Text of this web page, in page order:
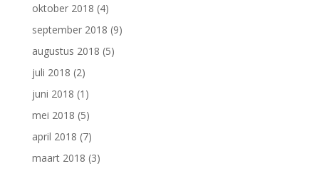
oktober 2018 (4)
september 2018 (9)
augustus 2018 (5)
juli 2018 (2)
juni 2018 (1)
mei 2018 (5)
april 2018 (7)
maart 2018 (3)